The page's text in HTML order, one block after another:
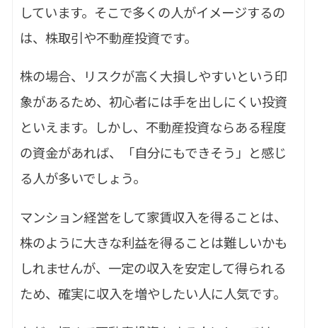
しています。そこで多くの人がイメージするの
は、株取引や不動産投資です。
株の場合、リスクが高く大損しやすいという印
象があるため、初心者には手を出しにくい投資
といえます。しかし、不動産投資ならある程度
の資金があれば、「自分にもできそう」と感じ
る人が多いでしょう。
マンション経営をして家賃収入を得ることは、
株のように大きな利益を得ることは難しいかも
しれませんが、一定の収入を安定して得られる
ため、確実に収入を増やしたい人に人気です。